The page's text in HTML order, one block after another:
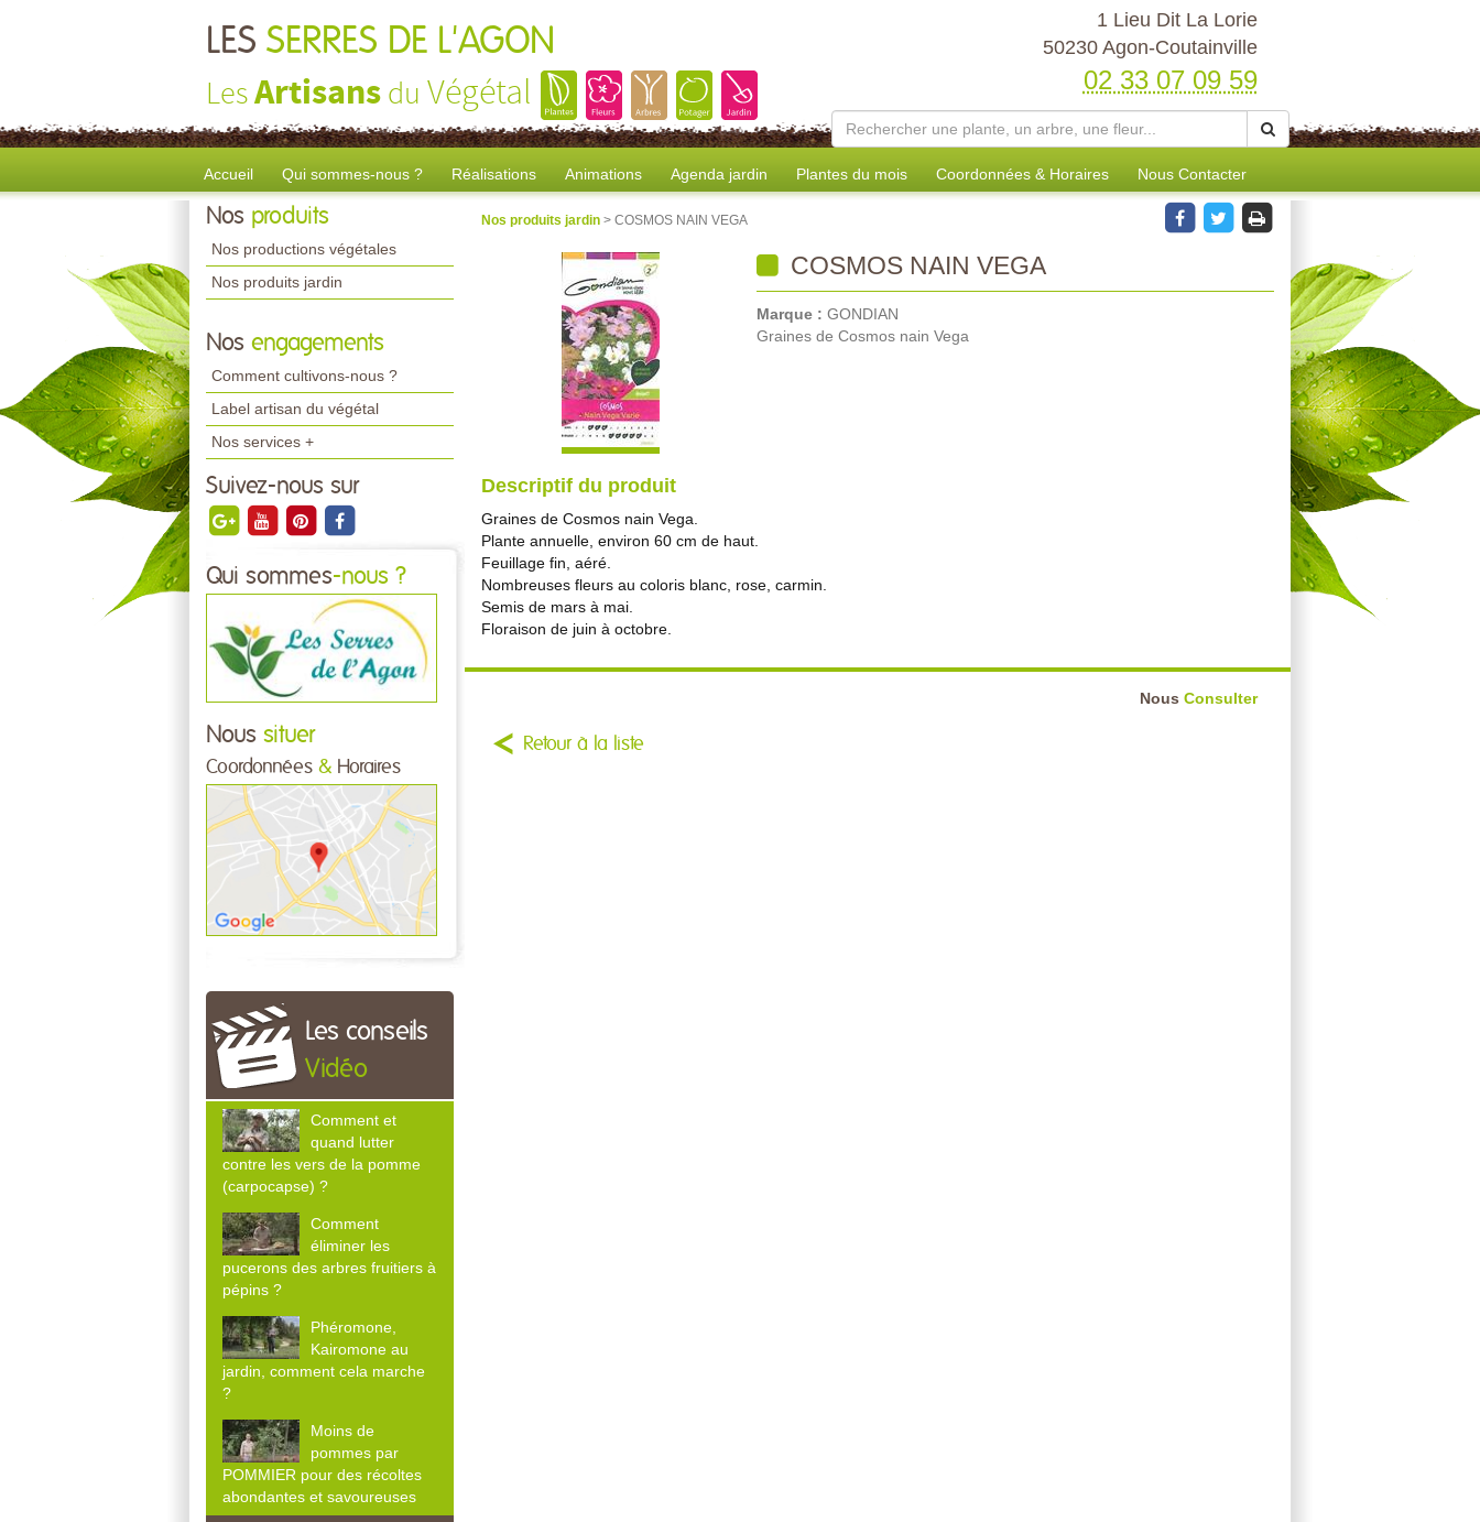
LES SERRES DE L'AGON
LesArtisans du Végétal
1 Lieu Dit La Lorie
50230 Agon-Coutainville
02 33 07 09 59
Accueil Qui sommes-nous ? Réalisations Animations Agenda jardin Plantes du mois Coordonnées & Horaires Nous Contacter
Nos produits
Nos productions végétales
Nos produits jardin
Nos engagements
Comment cultivons-nous ?
Label artisan du végétal
Nos services +
Suivez-nous sur
Qui sommes-nous ?
Nous situer
Coordonnées & Horaires
Les conseils
Vidéo
Comment et
quand lutter
contre les vers de la pomme
(carpocapse) ?
Comment
éliminer les
pucerons des arbres fruitiers à
pépins ?
Phéromone,
Kairomone au
jardin, comment cela marche
?
Moins de
pommes par
POMMIER pour des récoltes
abondantes et savoureuses
Nos produits jardin > COSMOS NAIN VEGA
COSMOS NAIN VEGA
Marque : GONDIAN
Graines de Cosmos nain Vega
Descriptif du produit
Graines de Cosmos nain Vega.
Plante annuelle, environ 60 cm de haut.
Feuillage fin, aéré.
Nombreuses fleurs au coloris blanc, rose, carmin.
Semis de mars à mai.
Floraison de juin à octobre.
Nous Consulter
Retour à la liste